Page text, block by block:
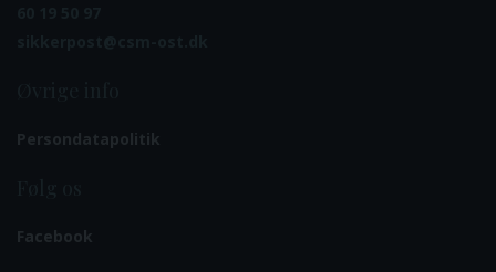
Persondatapolitik
Facebook